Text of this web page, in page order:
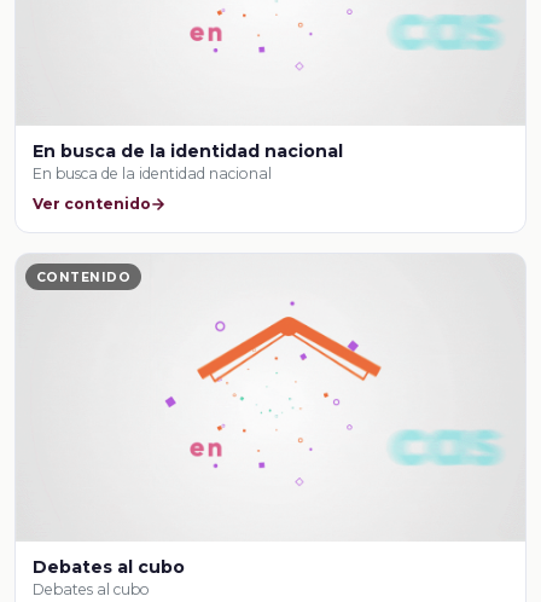
En busca de la identidad nacional
En busca de la identidad nacional
Ver contenido
CONTENIDO
Debates al cubo
Debates al cubo